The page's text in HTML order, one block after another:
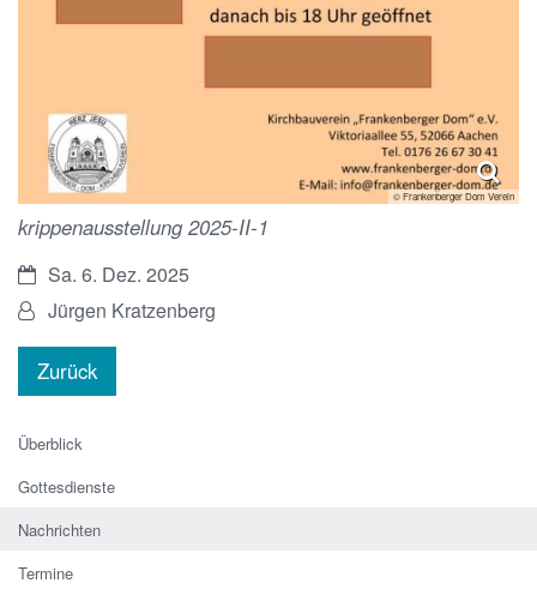
© Frankenberger Dom Verein
krippenausstellung 2025-II-1
Datum:Sa. 6. Dez. 2025
Von:Jürgen Kratzenberg
Zurück
Überblick
Gottesdienste
Nachrichten
Termine